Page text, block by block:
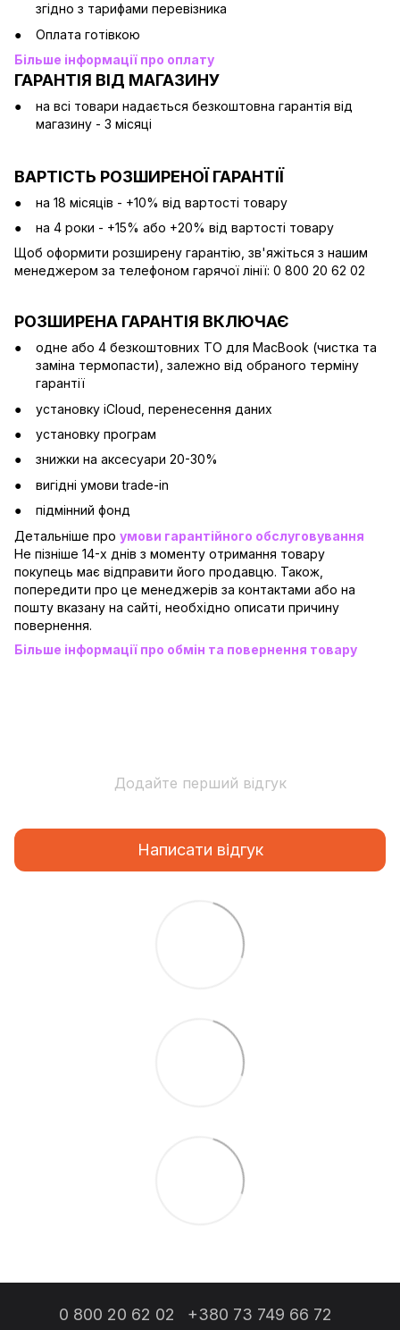
згідно з тарифами перевізника
Оплата готівкою
Більше інформації про оплату
ГАРАНТІЯ ВІД МАГАЗИНУ
на всі товари надається безкоштовна гарантія від
магазину - 3 місяці
ВАРТІСТЬ РОЗШИРЕНОЇ ГАРАНТІЇ
на 18 місяців - +10% від вартості товару
на 4 роки - +15% або +20% від вартості товару
Щоб оформити розширену гарантію, зв'яжіться з нашим
менеджером за телефоном гарячої лінії: 0 800 20 62 02
РОЗШИРЕНА ГАРАНТІЯ ВКЛЮЧАЄ
одне або 4 безкоштовних ТО для MacBook (чистка та
заміна термопасти), залежно від обраного терміну
гарантії
установку iCloud, перенесення даних
установку програм
знижки на аксесуари 20-30%
вигідні умови trade-in
підмінний фонд
Детальніше про умови гарантійного обслуговування
Не пізніше 14-х днів з моменту отримання товару
покупець має відправити його продавцю. Також,
попередити про це менеджерів за контактами або на
пошту вказану на сайті, необхідно описати причину
повернення.
Більше інформації про обмін та повернення товару
Додайте перший відгук
Написати відгук
0 800 20 62 02 +380 73 749 66 72